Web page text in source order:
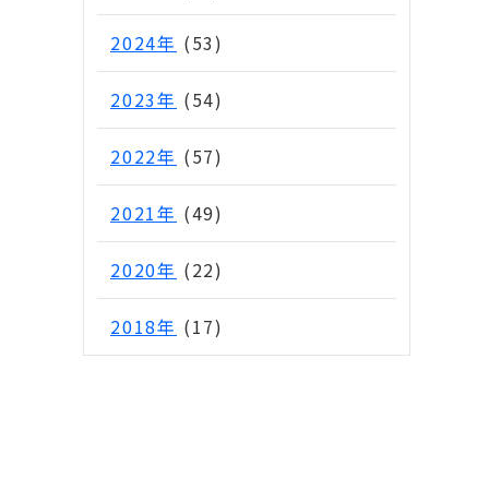
2024年 (53)
2023年 (54)
2022年 (57)
2021年 (49)
2020年 (22)
2018年 (17)